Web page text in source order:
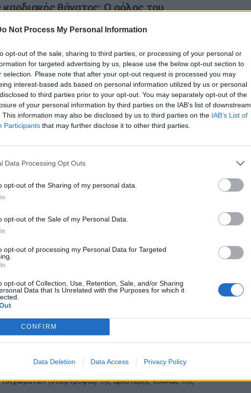
Not Process My Personal Information
opt-out of the sale, sharing to third parties, or processing of your personal or
for targeted advertising by us, please use the below opt-out section to
selection. Please note that after your opt-out request is processed you may
interest-based ads based on personal information utilized by us or personal
to third parties prior to your opt-out. You may separately opt-out of the
of your personal information by third parties on the IAB’s list of downstream
This information may also be disclosed by us to third parties on the IAB’s List of
Participants that may further disclose it to other third parties.
Data Processing Opt Outs
opt-out of the Sharing of my personal data.
opt-out of the Sale of my Personal Data.
opt-out of processing my Personal Data for Targeted
opt-out of Collection, Use, Retention, Sale, and/or Sharing
Data that Is Unrelated with the Purposes for which it
CONFIRM
Data Deletion Data Access Privacy Policy
καρδιακός θάνατος: Ο ρόλος του
συμβαίνει σε άτομο που φαίνεται υγιές ή σε κάποιον…
καρδιακός θάνατος: Ο παράγοντας που
τον κίνδυνο
πιθανότητες να εμφανίσουν απειλητικές
πεθαίνουν στον ύπνο τους: Οι πιο
τον θάνατο, η σκέψη του να πεθάνουμε στον
καρδιακός θάνατος: Η σημασία του
μυοκαρδιοπάθεια χαρακτηρίζεται από παθολογική
(υπερτροφία) της αριστερής κοιλίας της